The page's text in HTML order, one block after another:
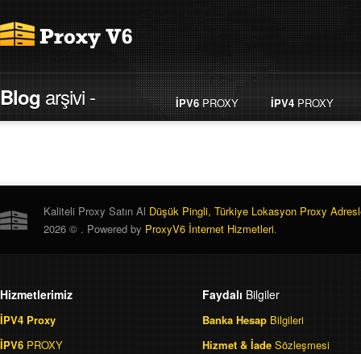
İPV6PROXY İPV4 PROXY
Blog arşivi -
Kaliteli Proxy Satın Al Düşük Pingli, Türkiye Lokasyon Proxy
2026 © . Powered by ProxyV6 İnternet Hizmetleri.
Hizmetlerimiz
İPV4 Proxy
İPV6 PROXY
Faydalı Bilgiler
Banka Hesap Bilgileri
Hizmet & İade Sözleşmesi